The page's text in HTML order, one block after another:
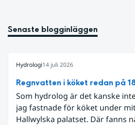
Senaste blogginläggen
Hydrologi14 juli 2026
Regnvatten i köket redan på
Som hydrolog är det kanske
jag fastnade för köket under
Hallwylska palatset. Där fanns